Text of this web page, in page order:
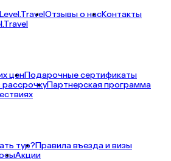
Отзывы о насКонтакты
ценПодарочные сертификаты
Партнерская программа
тур?Правила въезда и визы
Акции